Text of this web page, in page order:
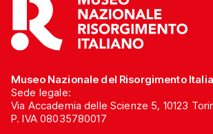
Museo Nazionale del Risorgimento
Sede legale:
Via Accademia delle Scienze 5, 10123
P. IVA 08035780017